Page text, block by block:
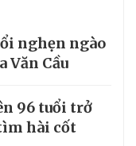
nghẹn ngào
Văn Cầu
96 tuổi trở
hài cốt